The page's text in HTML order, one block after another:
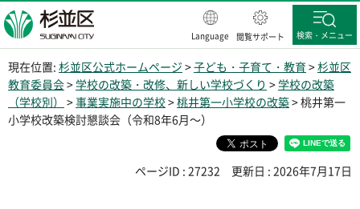
杉並区
Language 閲覧サポート 検索・メニュー
現在位置: 杉並区公式ホームページ >子ども・子育て・教育 >杉並区
教育委員会> 学校の改築・改修、新しい学校づくり > 学校の改築
（学校別） >事業実施中の学校>桃井第一小学校の改築> 桃井第一
小学校改築検討懇談会（令和8年6月～）
ページID : 27232 更新日 : 2026年7月17日